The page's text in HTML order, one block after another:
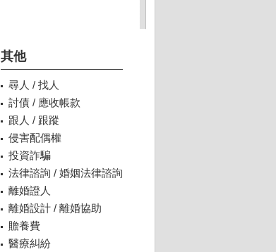
其他
尋人 / 找人
討債 / 應收帳款
跟人 / 跟蹤
侵害配偶權
投資詐騙
法律諮詢 / 婚姻法律諮詢
離婚證人
離婚設計 / 離婚協助
贍養費
醫療糾紛